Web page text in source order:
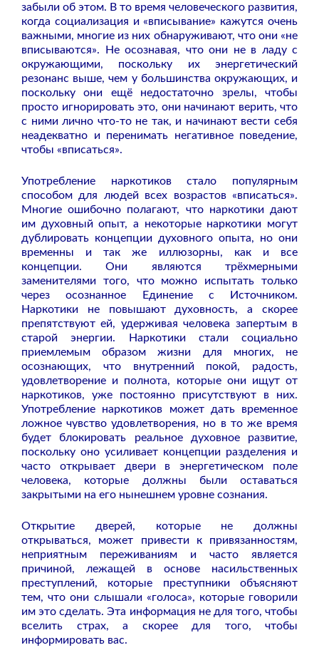
забыли об этом. В то время человеческого развития,
когда социализация и «вписывание» кажутся очень
важными, многие из них обнаруживают, что они «не
вписываются». Не осознавая, что они не в ладу с
окружающими, поскольку их энергетический
резонанс выше, чем у большинства окружающих, и
поскольку они ещё недостаточно зрелы, чтобы
просто игнорировать это, они начинают верить, что
с ними лично что-то не так, и начинают вести себя
неадекватно и перенимать негативное поведение,
чтобы «вписаться».
Употребление наркотиков стало популярным
способом для людей всех возрастов «вписаться».
Многие ошибочно полагают, что наркотики дают
им духовный опыт, а некоторые наркотики могут
дублировать концепции духовного опыта, но они
временны и так же иллюзорны, как и все
концепции. Они являются трёхмерными
заменителями того, что можно испытать только
через осознанное Единение с Источником.
Наркотики не повышают духовность, а скорее
препятствуют ей, удерживая человека запертым в
старой энергии. Наркотики стали социально
приемлемым образом жизни для многих, не
осознающих, что внутренний покой, радость,
удовлетворение и полнота, которые они ищут от
наркотиков, уже постоянно присутствуют в них.
Употребление наркотиков может дать временное
ложное чувство удовлетворения, но в то же время
будет блокировать реальное духовное развитие,
поскольку оно усиливает концепции разделения и
часто открывает двери в энергетическом поле
человека, которые должны были оставаться
закрытыми на его нынешнем уровне сознания.
Открытие дверей, которые не должны
открываться, может привести к привязанностям,
неприятным переживаниям и часто является
причиной, лежащей в основе насильственных
преступлений, которые преступники объясняют
тем, что они слышали «голоса», которые говорили
им это сделать. Эта информация не для того, чтобы
вселить страх, а скорее для того, чтобы
информировать вас.